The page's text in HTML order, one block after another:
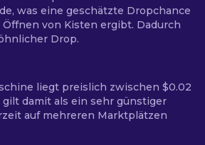
was eine geschätzte Dropchance
von Kisten ergibt. Dadurch
Drop.
liegt preislich zwischen $0.02
gilt damit als ein sehr günstiger
auf mehreren Marktplätzen